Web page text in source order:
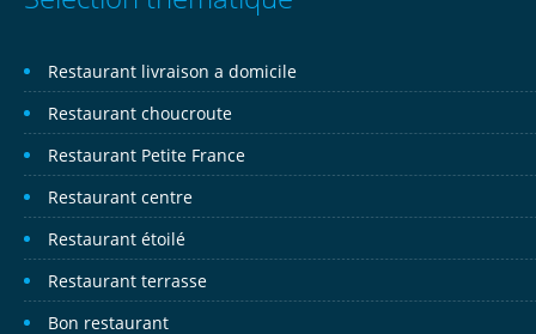
Restaurant livraison a domicile
Restaurant choucroute
Restaurant Petite France
Restaurant centre
Restaurant étoilé
Restaurant terrasse
Bon restaurant